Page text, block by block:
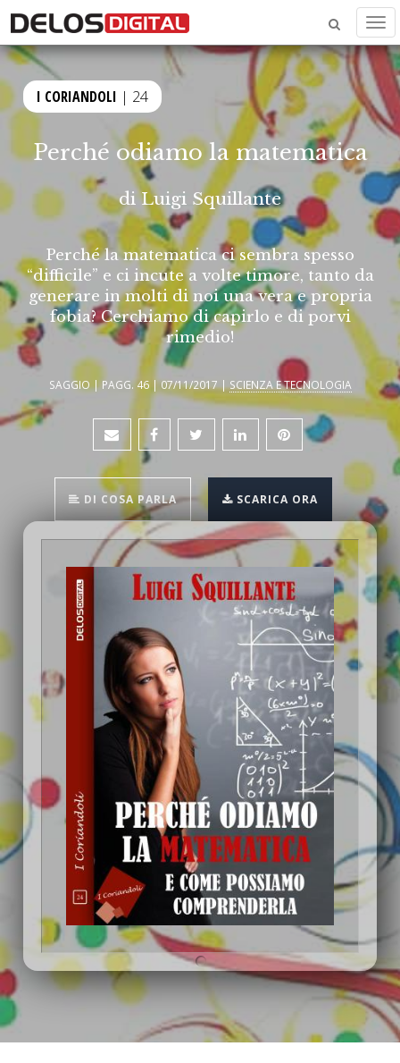
I CORIANDOLI | 24
Perché odiamo la matematica
diLuigi Squillante
Perché la matematica ci sembra spesso
“difficile” e ci incute a volte timore, tanto da
generare in molti di noi una vera e propria
fobia? Cerchiamo di capirlo e di porvi
rimedio!
SAGGIO | PAGG. 46 | 07/11/2017 |SCIENZA E TECNOLOGIA
DI COSA PARLA SCARICA ORA